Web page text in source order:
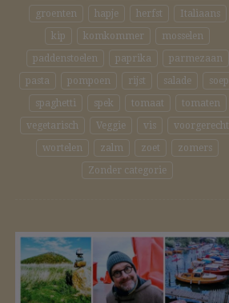
groenten
hapje herfst
Italiaans
kip
komkommer
mosselen
paddenstoelen
paprika
parmezaan
pasta
pompoen rijst salade
soep
spaghetti
spek tomaat
tomaten
vegetarisch
Veggie vis
voorgerecht
wortelen
zalm zoet
zomers
Zonder categorie